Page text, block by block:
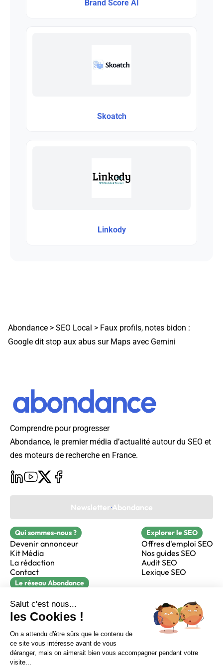
Sur LinkedIn Sur Youtube
Sur X Sur Facebook
Brand Score AI
Skoatch
Linkody
Abondance > SEO Local > Faux profils, notes bidon :
Google dit stop aux abus sur Maps avec Gemini
Comprendre pour progresser
Abondance, le premier média d’actualité autour du SEO et
des moteurs de recherche en France.
Newsletter Abondance
Qui sommes-nous ?
Devenir annonceur
Kit Média
La rédaction
Contact
Explorer le SEO
Offres d'emploi SEO
Nos guides SEO
Audit SEO
Lexique SEO
Le réseau Abondance
Réacteur
alfie formation